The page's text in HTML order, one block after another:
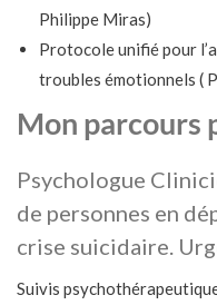
Philippe Miras)
Protocole unifié pour
troubles émotionnels (
Mon parcours
Psychologue
de personnes en
crise suicidaire.
Suivis